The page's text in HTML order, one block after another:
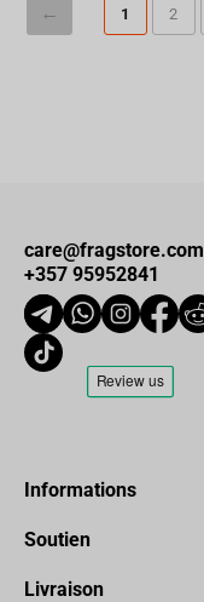
1 2
care@fragstore.com
+357 95952841
Informations
Soutien
Livraison